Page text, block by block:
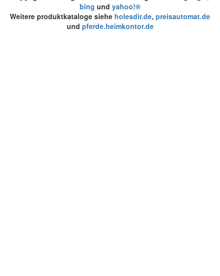
bing und yahoo!®
Weitere produktkataloge siehe holesdir.de, preisautomat.de
und pferde.heimkontor.de